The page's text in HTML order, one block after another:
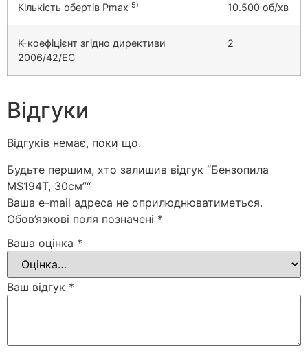
Кількість обертів Pmax 5) 10.500 об/хв
K-коефіцієнт згідно директиви
2006/42/EC
2
Відгуки
Відгуків немає, поки що.
Будьте першим, хто залишив відгук “Бензопила
MS194T, 30см”“
Ваша e-mail адреса не оприлюднюватиметься.
Обов’язкові поля позначені *
Ваша оцінка *
Ваш відгук *